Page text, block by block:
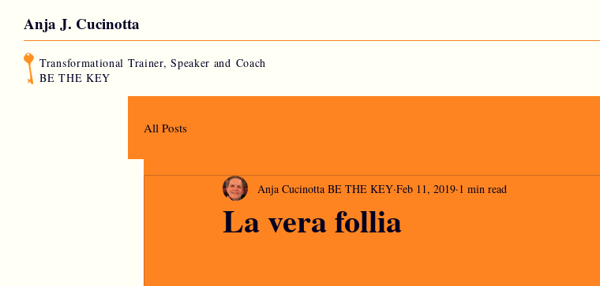
Anja J. Cucinotta
Transformational Trainer, Speaker and Coach
BE THE KEY
All Posts
La vera follia
Anja Cucinotta BE THE KEY Feb 11, 2019 1 min read